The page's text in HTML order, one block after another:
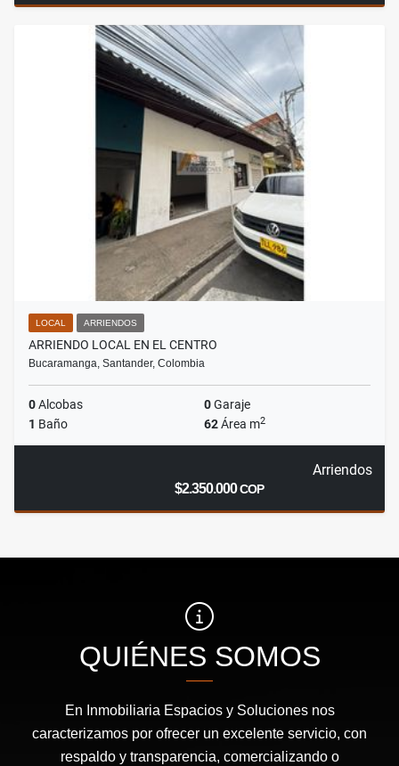
LOCAL ARRIENDOS
ARRIENDO LOCAL EN EL CENTRO
Bucaramanga, Santander, Colombia
0Alcobas 0Garaje
1 Baño 62Área m2
Arriendos
$2.350.000COP
QUIÉNES SOMOS
En Inmobiliaria Espacios y Soluciones nos
caracterizamos por ofrecer un excelente servicio, con
respaldo y transparencia, comercializando o